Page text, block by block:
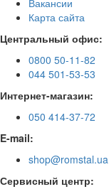
Вакансии
Карта сайта
Центральный офис:
0800 50-11-82
044 501-53-53
Интернет-магазин:
050 414-37-72
E-mail:
shop@romstal.ua
Сервисный центр: